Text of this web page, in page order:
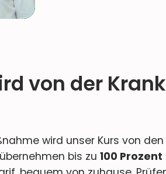
von der
wird unser Kurs von
bis zu 100 Prozent